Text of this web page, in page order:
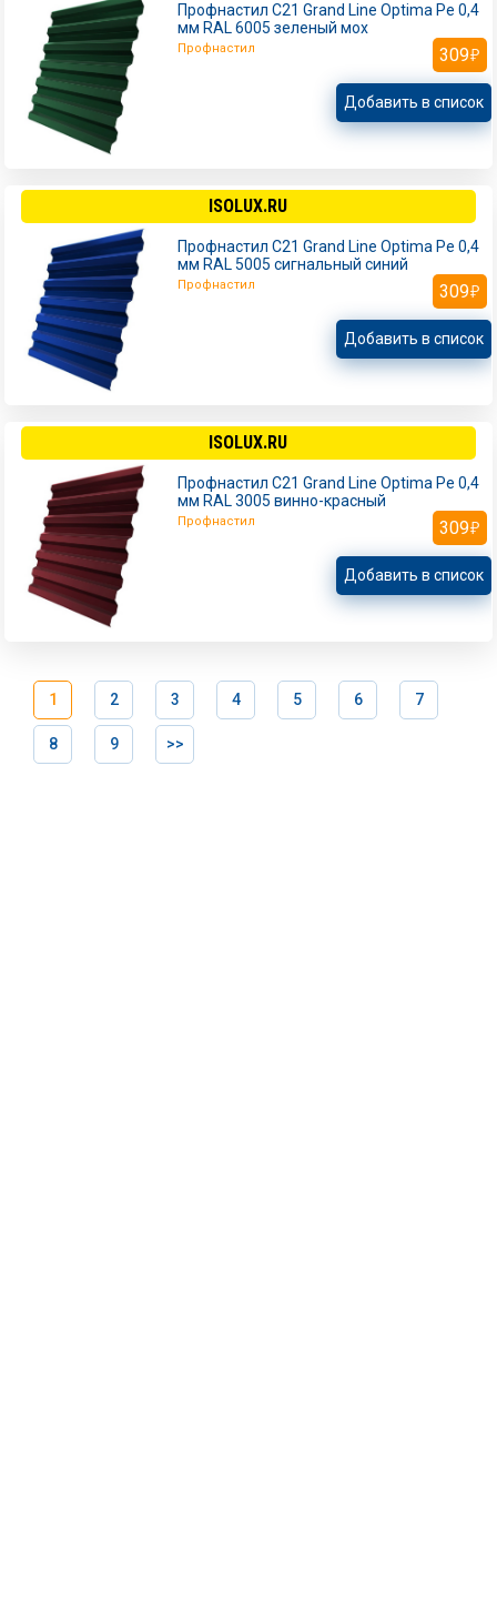
Профнастил С21 Grand Line Optima Pe 0,4
мм RAL 6005 зеленый мох
Профнастил 309
Добавить в список
ISOLUX.RU
Профнастил С21 Grand Line Optima Pe 0,4
мм RAL 5005 сигнальный синий
Профнастил 309
Добавить в список
ISOLUX.RU
Профнастил С21 Grand Line Optima Pe 0,4
мм RAL 3005 винно-красный
Профнастил 309
Добавить в список
1 2 3 4 5 6 7
8 9 >>